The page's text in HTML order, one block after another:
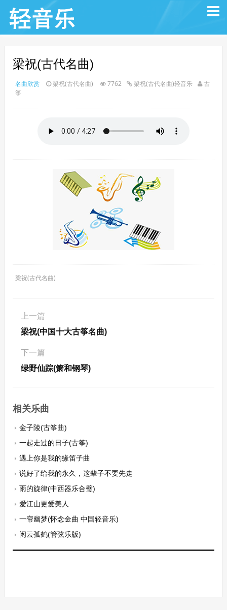
梁祝(古代名曲)
名曲欣赏 梁祝(古代名曲) 7762 梁祝(古代名曲)轻音乐
古
筝
梁祝(古代名曲)
上一篇
梁祝(中国十大古筝名曲)
下一篇
绿野仙踪(箫和钢琴)
相关乐曲
金子陵(古筝曲)
一起走过的日子(古筝)
遇上你是我的缘笛子曲
说好了给我的永久，这辈子不要先走
雨的旋律(中西器乐合璧)
爱江山更爱美人
一帘幽梦(怀念金曲 中国轻音乐)
闲云孤鹤(管弦乐版)